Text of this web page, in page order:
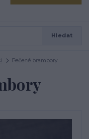
Hledat
Pečené brambory